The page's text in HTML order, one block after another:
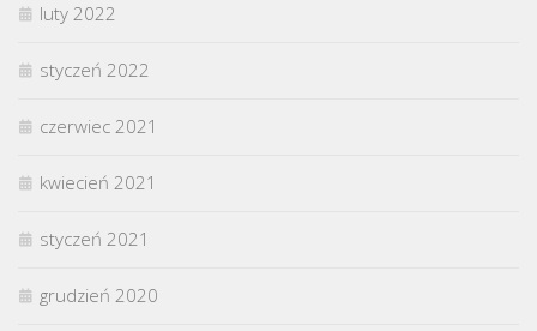
luty 2022
styczeń 2022
czerwiec 2021
kwiecień 2021
styczeń 2021
grudzień 2020